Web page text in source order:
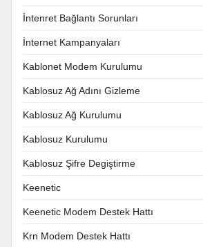
İntenret Bağlantı Sorunları
İnternet Kampanyaları
Kablonet Modem Kurulumu
Kablosuz Ağ Adını Gizleme
Kablosuz Ağ Kurulumu
Kablosuz Kurulumu
Kablosuz Şifre Degiştirme
Keenetic
Keenetic Modem Destek Hattı
Krn Modem Destek Hattı